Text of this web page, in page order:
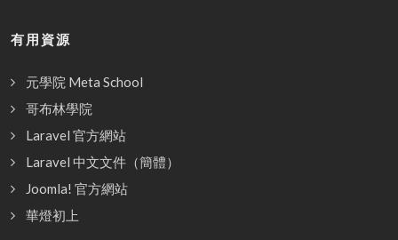
有用資源
元學院 Meta School
哥布林學院
Laravel 官方網站
Laravel 中文文件（簡體）
Joomla! 官方網站
華燈初上